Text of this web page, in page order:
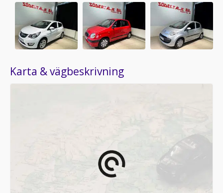
Karta & vägbeskrivning